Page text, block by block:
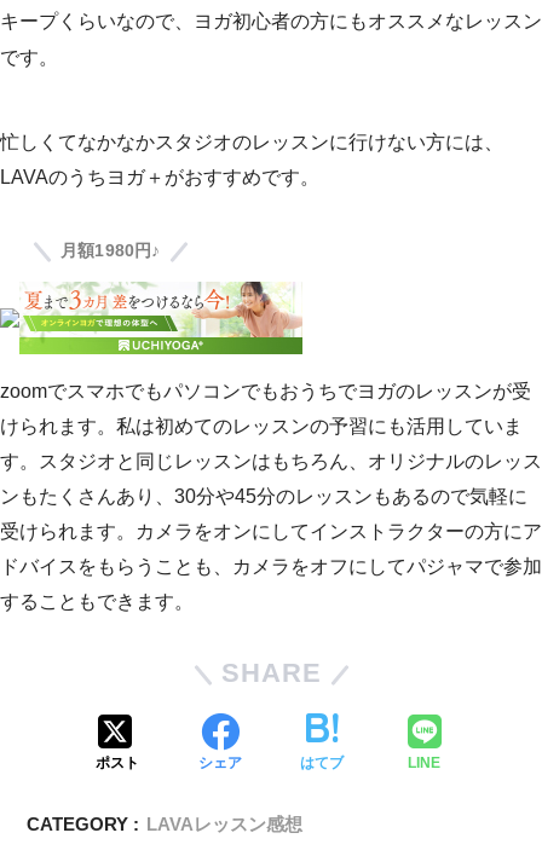
キープくらいなので、ヨガ初心者の方にもオススメなレッスン
です。
忙しくてなかなかスタジオのレッスンに行けない方には、
LAVAのうちヨガ＋がおすすめです。
月額1980円♪
zoomでスマホでもパソコンでもおうちでヨガのレッスンが受
けられます。私は初めてのレッスンの予習にも活用していま
す。スタジオと同じレッスンはもちろん、オリジナルのレッス
ンもたくさんあり、30分や45分のレッスンもあるので気軽に
受けられます。カメラをオンにしてインストラクターの方にア
ドバイスをもらうことも、カメラをオフにしてパジャマで参加
することもできます。
SHARE
ポスト シェア はてブ LINE
CATEGORY : LAVAレッスン感想